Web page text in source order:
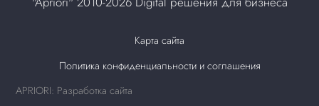
Карта сайта
Политика конфиденциальности и соглашения
APRIORI: Разработка сайта